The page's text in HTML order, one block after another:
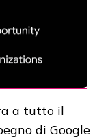
a tutto il
di Google